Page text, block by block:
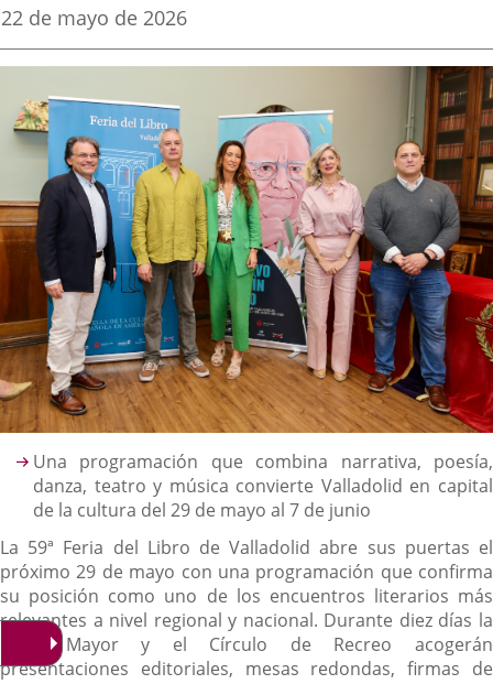
aplicaciónaplicación
externa.
Fecha
la
22 de mayo de 2026
Descripción
Una programación que combina narrativa, poesía,
danza, teatro y música convierte Valladolid en capital
de la cultura del 29 de mayo al 7 de junio
La 59ª Feria del Libro de Valladolid abre sus puertas el
próximo 29 de mayo con una programación que confirma
su posición como uno de los encuentros literarios más
relevantes a nivel regional y nacional. Durante diez días la
plaza Mayor y el Círculo de Recreo acogerán
presentaciones editoriales, mesas redondas, firmas de